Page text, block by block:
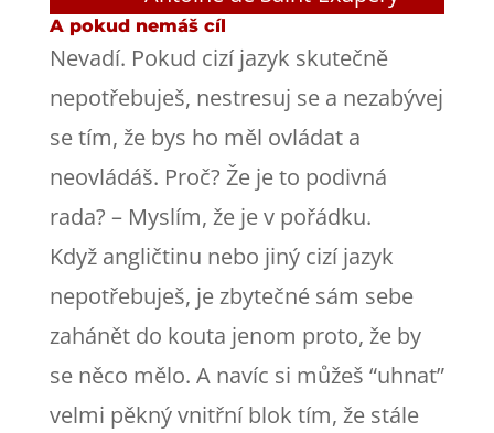
A pokud nemáš cíl
Nevadí. Pokud cizí jazyk skutečně
nepotřebuješ, nestresuj se a nezabývej
se tím, že bys ho měl ovládat a
neovládáš. Proč? Že je to podivná
rada? – Myslím, že je v pořádku.
Když angličtinu nebo jiný cizí jazyk
nepotřebuješ, je zbytečné sám sebe
zahánět do kouta jenom proto, že by
se něco mělo. A navíc si můžeš “uhnat”
velmi pěkný vnitřní blok tím, že stále